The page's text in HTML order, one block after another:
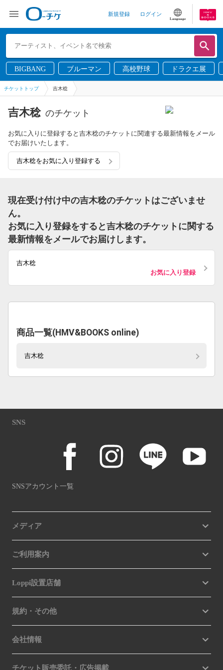
新規登録 ログイン
Language
BIGBANG ブルーマン 高校野球 ドラクエ展
チケットトップ 吉木稔
吉木稔 のチケット
お気に入りに登録すると吉木稔のチケットに関連する最新情報をメール
でお届けいたします。
吉木稔をお気に入り登録する
現在受け付け中の吉木稔のチケットはございませ
ん。
お気に入り登録をすると吉木稔のチケットに関する
最新情報をメールでお届けします。
吉木稔
お気に入り登録
商品一覧(HMV&BOOKS online)
吉木稔
SNS
SNSアカウント一覧
メディア
ご利用案内
Loppi設置店舗
規約・その他
会社情報
チケット販売委託・広告掲載